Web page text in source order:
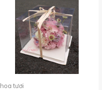
hoa tươi